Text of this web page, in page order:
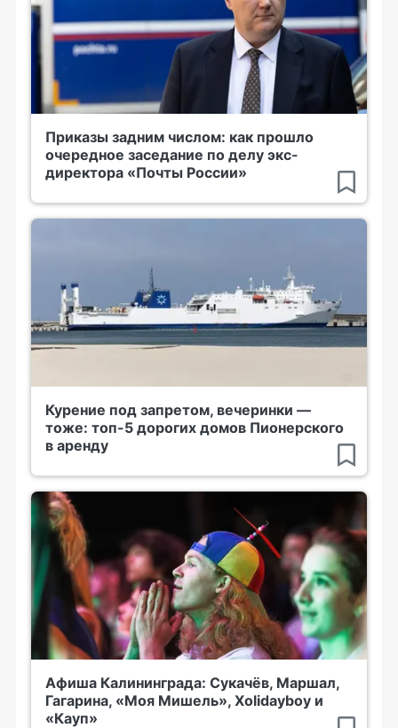
Приказы задним числом: как прошло
очередное заседание по делу экс-
директора «Почты России»
Курение под запретом, вечеринки —
тоже: топ-5 дорогих домов Пионерского
в аренду
Афиша Калининграда: Сукачёв, Маршал,
Гагарина, «Моя Мишель», Xolidayboy и
«Кауп»